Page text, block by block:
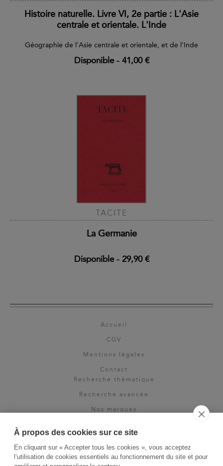
À propos des cookies sur ce site
En cliquant sur « Accepter tous les cookies », vous acceptez
l’utilisation de cookies essentiels au fonctionnement du site et pour
Histoire naturelle. Livre VI, 2e partie : L'Asie
centrale et orientale. L'Inde
Géographie de l'Asie centrale et orientale, et de l'Inde
Disponible- 41,00 €
TACITE
La Germanie
Disponible- 29,90 €
Accueil
CGV
Mentions légales
Contact
Recherche thématique
Recherche avancée
Nos marques
Espace pro
Newsletter
La Vie des Classiques